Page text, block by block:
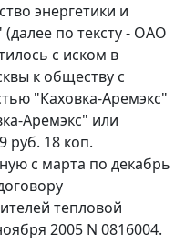
энергетики и
по тексту - ОАО
с иском в
к обществу с
"Каховка-Аремэкс"
Аремэкс" или
руб. 18 коп.
с марта по декабрь
тепловой
2005 N 0816004.